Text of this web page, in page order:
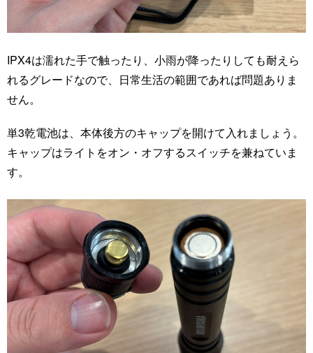
IPX4は濡れた手で触ったり、小雨が降ったりしても耐えら
れるグレードなので、日常生活の範囲であれば問題ありま
せん。
単3乾電池は、本体後方のキャップを開けて入れましょう。
キャップはライトをオン・オフするスイッチを兼ねていま
す。